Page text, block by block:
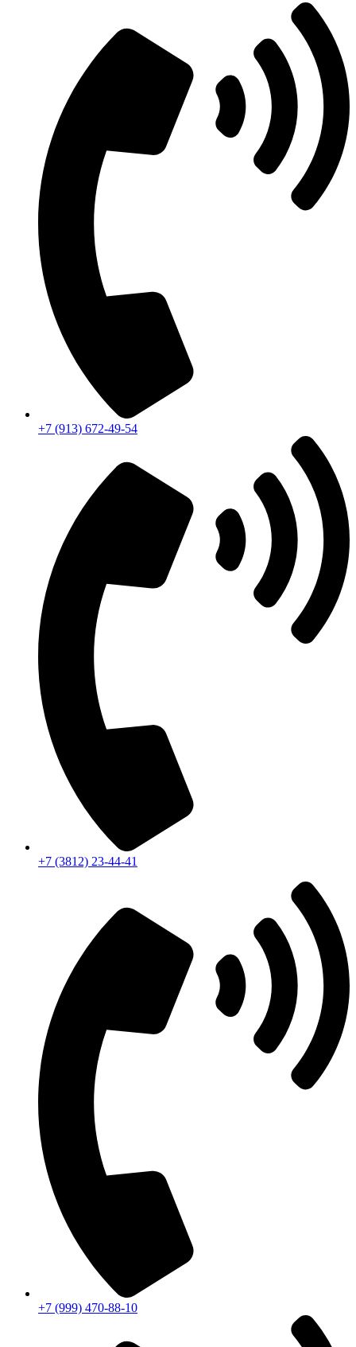
+7 (913) 672-49-54
+7 (3812) 23-44-41
+7 (999) 470-88-10